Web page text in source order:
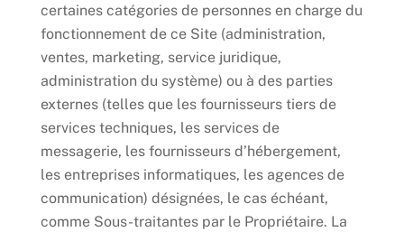
certaines catégories de personnes en charge du
fonctionnement de ce Site (administration,
ventes, marketing, service juridique,
administration du système) ou à des parties
externes (telles que les fournisseurs tiers de
services techniques, les services de
messagerie, les fournisseurs d’hébergement,
les entreprises informatiques, les agences de
communication) désignées, le cas échéant,
comme Sous-traitantes par le Propriétaire. La